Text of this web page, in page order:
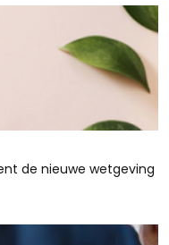
de nieuwe wetgeving